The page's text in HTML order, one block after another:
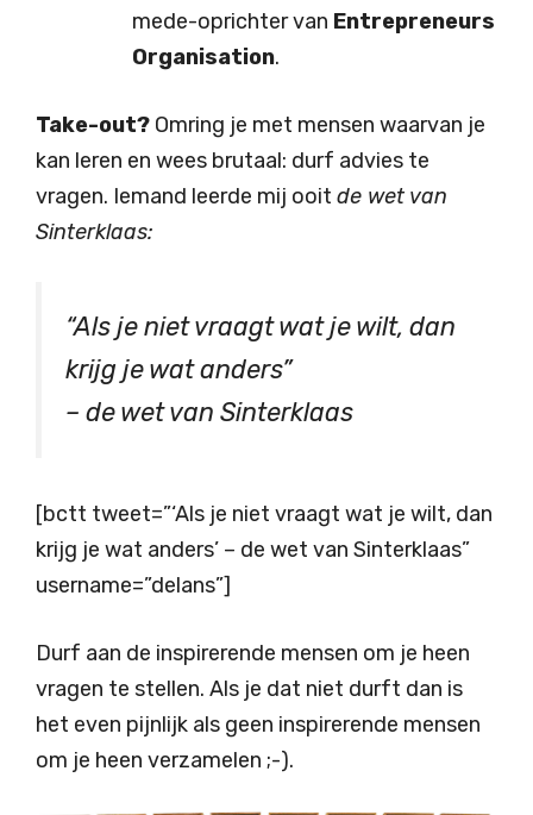
mede-oprichter van Entrepreneurs
Organisation.
Take-out? Omring je met mensen waarvan je
kan leren en wees brutaal: durf advies te
vragen. Iemand leerde mij ooit de wet van
Sinterklaas:
“Als je niet vraagt wat je wilt, dan
krijg je wat anders”
– de wet van Sinterklaas
[bctt tweet=”‘Als je niet vraagt wat je wilt, dan
krijg je wat anders’ – de wet van Sinterklaas”
username=”delans”]
Durf aan de inspirerende mensen om je heen
vragen te stellen. Als je dat niet durft dan is
het even pijnlijk als geen inspirerende mensen
om je heen verzamelen ;-).